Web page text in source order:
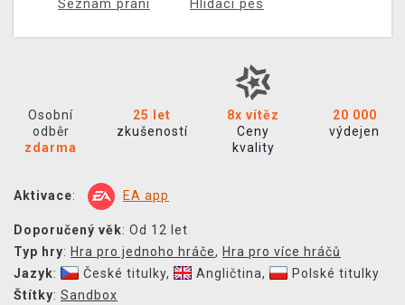
Seznam přání Hlídací pes
Osobní
odběr
zdarma
25 let
zkušeností
8x vítěz
Ceny
kvality
20 000
výdejen
Aktivace: EA app
Doporučený věk: Od 12 let
Typ hry: Hra pro jednoho hráče, Hra pro více hráčů
Jazyk: České titulky, Angličtina,
Polské titulky
Štítky: Sandbox